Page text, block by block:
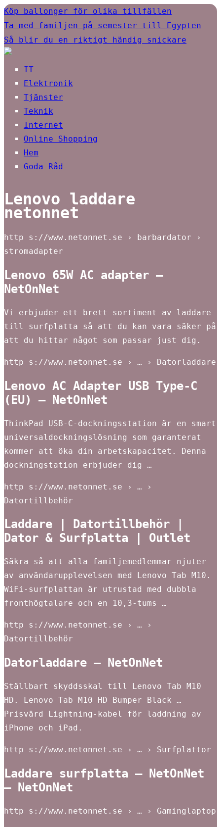
Köp ballonger för olika tillfällen
Ta med familjen på semester till Egypten
Så blir du en riktigt händig snickare
IT
Elektronik
Tjänster
Teknik
Internet
Online Shopping
Hem
Goda Råd
Lenovo laddare
netonnet
http s://www.netonnet.se › barbardator ›
stromadapter
Lenovo 65W AC adapter –
NetOnNet
Vi erbjuder ett brett sortiment av laddare
till surfplatta så att du kan vara säker på
att du hittar något som passar just dig.
http s://www.netonnet.se › … › Datorladdare
Lenovo AC Adapter USB Type-C
(EU) – NetOnNet
ThinkPad USB-C-dockningsstation är en smart
universaldockningslösning som garanterat
kommer att öka din arbetskapacitet. Denna
dockningstation erbjuder dig …
http s://www.netonnet.se › … ›
Datortillbehör
Laddare | Datortillbehör |
Dator & Surfplatta | Outlet
Säkra så att alla familjemedlemmar njuter
av användarupplevelsen med Lenovo Tab M10.
WiFi-surfplattan är utrustad med dubbla
fronthögtalare och en 10,3-tums …
http s://www.netonnet.se › … ›
Datortillbehör
Datorladdare – NetOnNet
Ställbart skyddsskal till Lenovo Tab M10
HD. Lenovo Tab M10 HD Bumper Black …
Prisvärd Lightning-kabel för laddning av
iPhone och iPad.
http s://www.netonnet.se › … › Surfplattor
Laddare surfplatta – NetOnNet
– NetOnNet
http s://www.netonnet.se › … › Gaminglaptop